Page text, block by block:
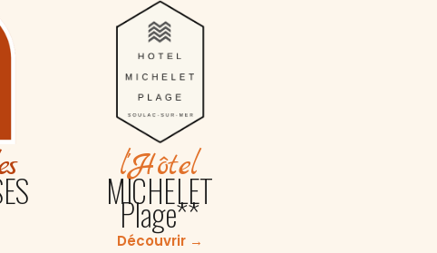
l'Hôtel
MICHELET
Plage**
Découvrir →